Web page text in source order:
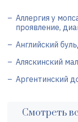
Аллергия у
проявление,
Английский
Аляскинский
Аргентинский
Смотреть